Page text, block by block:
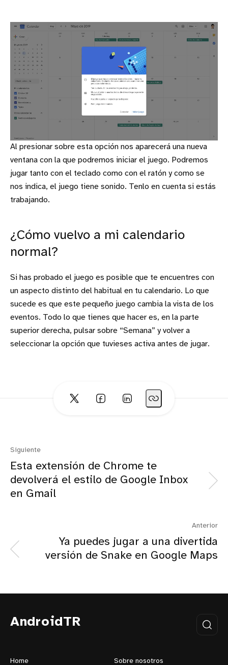
Al presionar sobre esta opción nos aparecerá una nueva
ventana con la que podremos iniciar el juego. Podremos
jugar tanto con el teclado como con el ratón y como se
nos indica, el juego tiene sonido. Tenlo en cuenta si estás
trabajando.
¿Cómo vuelvo a mi calendario
normal?
Si has probado el juego es posible que te encuentres con
un aspecto distinto del habitual en tu calendario. Lo que
sucede es que este pequeño juego cambia la vista de los
eventos. Todo lo que tienes que hacer es, en la parte
superior derecha, pulsar sobre “Semana” y volver a
seleccionar la opción que tuvieses activa antes de jugar.
Siguiente
Esta extensión de Chrome te
devolverá el estilo de Google Inbox
en Gmail
Anterior
Ya puedes jugar a una divertida
versión de Snake en Google Maps
AndroidTR
Home Sobre nosotros